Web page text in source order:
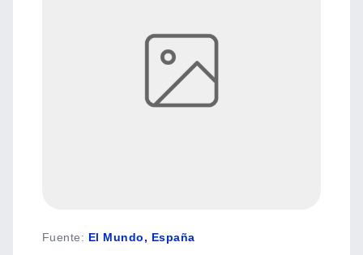
Fuente: El Mundo, España